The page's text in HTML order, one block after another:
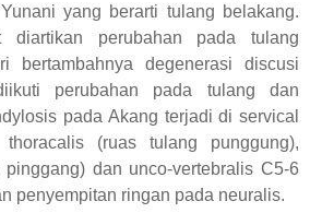
yang berarti tulang belakang.
perubahan pada tulang
bertambahnya degenerasi discusi
perubahan pada tulang dan
pada Akang terjadi di servical
(ruas tulang punggung),
pinggang) dan unco-vertebralis C5-6
penyempitan ringan pada neuralis.